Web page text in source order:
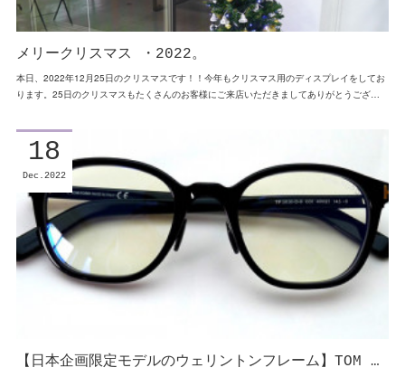
メリークリスマス ・2022。
本日、2022年12月25日のクリスマスです！！今年もクリスマス用のディスプレイをしてお
ります。25日のクリスマスもたくさんのお客様にご来店いただきましてありがとうござ…
【日本企画限定モデルのウェリントンフレーム】TOM …
18
Dec 2022